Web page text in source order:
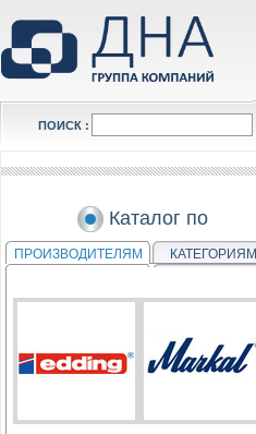
ПОИСК :
Каталог по
ПРОИЗВОДИТЕЛЯМ КАТЕГОРИЯМ